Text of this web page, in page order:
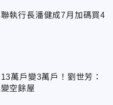
執行長潘健成7月加碼買4
萬戶變3萬戶！劉世芳：
空餘屋